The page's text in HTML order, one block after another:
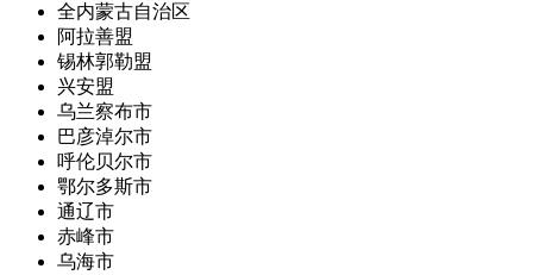
全内蒙古自治区
阿拉善盟
锡林郭勒盟
兴安盟
乌兰察布市
巴彦淖尔市
呼伦贝尔市
鄂尔多斯市
通辽市
赤峰市
乌海市